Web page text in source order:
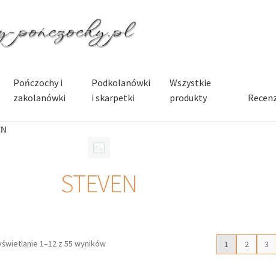
Pończochy i
zakolanówki
Podkolanówki
i skarpetki
Wszystkie
produkty
STEVEN
1–12 z 55 wyników 1 2 3